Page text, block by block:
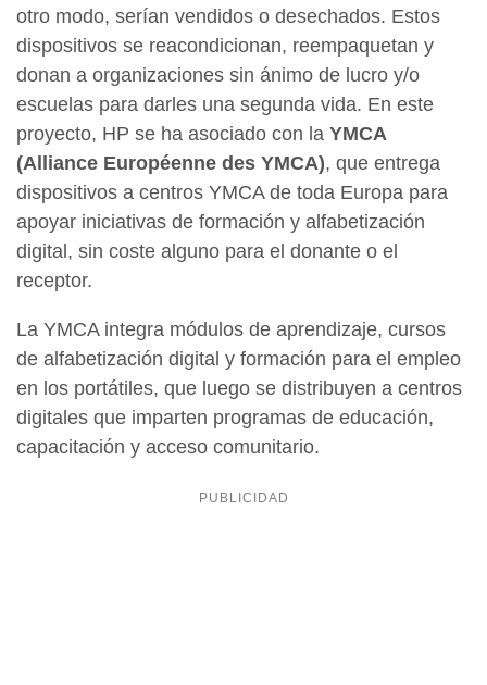
otro modo, serían vendidos o desechados. Estos
dispositivos se reacondicionan, reempaquetan y
donan a organizaciones sin ánimo de lucro y/o
escuelas para darles una segunda vida. En este
proyecto, HP se ha asociado con la YMCA
(Alliance Européenne des YMCA), que entrega
dispositivos a centros YMCA de toda Europa para
apoyar iniciativas de formación y alfabetización
digital, sin coste alguno para el donante o el
receptor.
La YMCA integra módulos de aprendizaje, cursos
de alfabetización digital y formación para el empleo
en los portátiles, que luego se distribuyen a centros
digitales que imparten programas de educación,
capacitación y acceso comunitario.